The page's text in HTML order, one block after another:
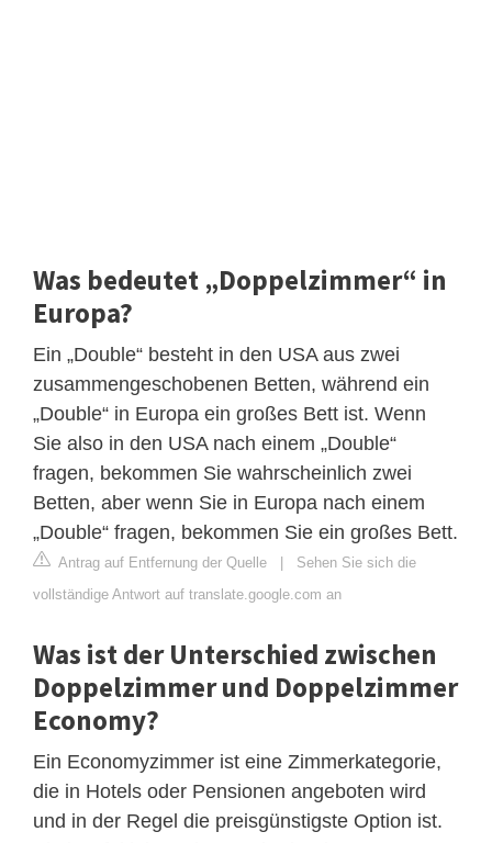
Was bedeutet „Doppelzimmer“ in
Europa?
Ein „Double“ besteht in den USA aus zwei
zusammengeschobenen Betten, während ein
„Double“ in Europa ein großes Bett ist. Wenn
Sie also in den USA nach einem „Double“
fragen, bekommen Sie wahrscheinlich zwei
Betten, aber wenn Sie in Europa nach einem
„Double“ fragen, bekommen Sie ein großes Bett.
Antrag auf Entfernung der Quelle | Sehen Sie sich die
vollständige Antwort auf translate.google.com an
Was ist der Unterschied zwischen
Doppelzimmer und Doppelzimmer
Economy?
Ein Economyzimmer ist eine Zimmerkategorie,
die in Hotels oder Pensionen angeboten wird
und in der Regel die preisgünstigste Option ist.